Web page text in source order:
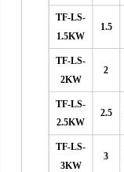
TF-LS-
1.5KW
1.5
TF-LS-
2KW
2
TF-LS-
2.5KW
2.5
TF-LS-
3KW
3